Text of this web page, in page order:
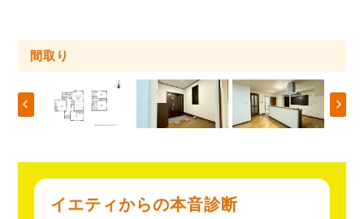
外観・内観
間取り
外観・内観
外観・内観
外観・内観
外観・内観
外観・内観
外観・内観
外観・内観
外観・内観
外観・内観
外観・内観
外観・内観
外観・内観
イエティからの本音診断